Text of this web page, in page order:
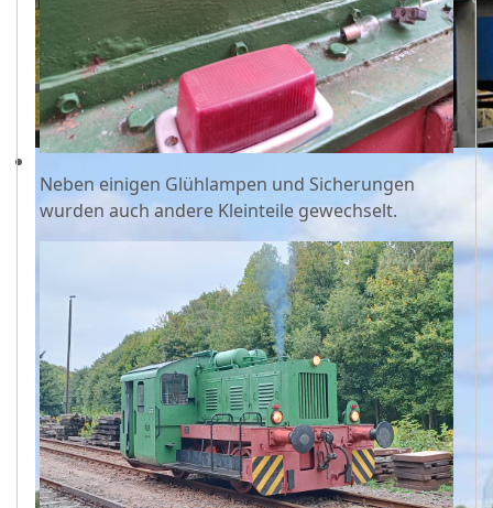
Neben einigen Glühlampen und Sicherungen
wurden auch andere Kleinteile gewechselt.